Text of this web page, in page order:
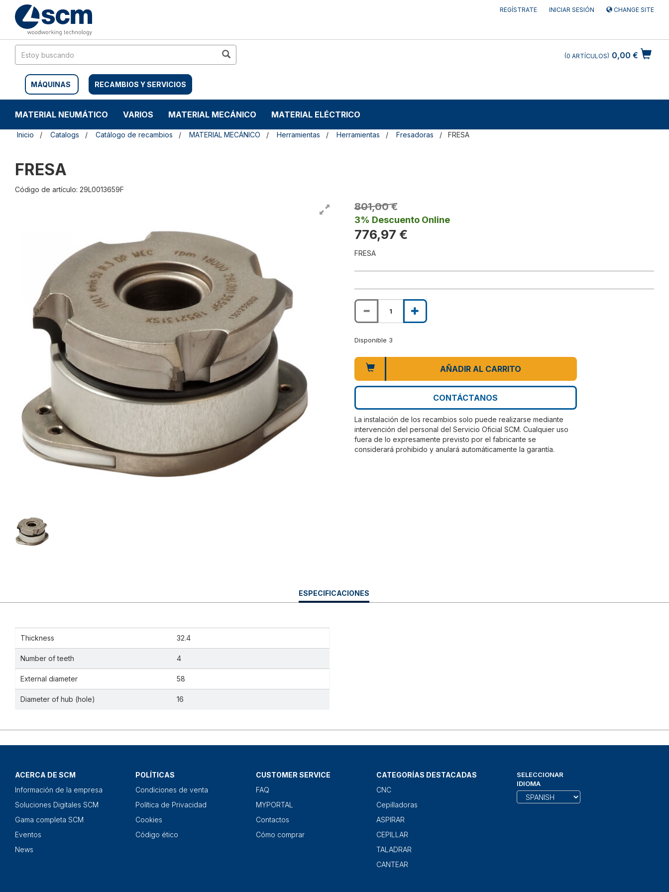
contenido
menú
navegación
REGÍSTRATE INICIAR SESIÓN CHANGE SITE
MÁQUINAS RECAMBIOS Y SERVICIOS
0,00 €
0 ARTÍCULOS
MATERIAL NEUMÁTICO VARIOS MATERIAL MECÁNICO MATERIAL ELÉCTRICO
Inicio Catalogs Catálogo de recambios MATERIAL MECÁNICO Herramientas Herramientas Fresadoras FRESA
FRESA
Código de artículo: 29L0013659F
801,00 €
3% Descuento Online
776,97 €
FRESA
Disponible 3
AÑADIR AL CARRITO
CONTÁCTANOS
La instalación de los recambios solo puede realizarse mediante
intervención del personal del Servicio Oficial SCM. Cualquier uso
fuera de lo expresamente previsto por el fabricante se
considerará prohibido y anulará automáticamente la garantía.
CURRENT
TAB:
ESPECIFICACIONES
Thickness 32.4
Number of teeth 4
External diameter 58
Diameter of hub (hole) 16
ACERCA DE SCM
Información de la empresa
Soluciones Digitales SCM
Gama completa SCM
Eventos
News
POLÍTICAS
Condiciones de venta
Política de Privacidad
Cookies
Código ético
CUSTOMER SERVICE
FAQ
MYPORTAL
Contactos
Cómo comprar
CATEGORÍAS DESTACADAS
CNC
Cepilladoras
ASPIRAR
CEPILLAR
TALADRAR
CANTEAR
SELECCIONAR
IDIOMA